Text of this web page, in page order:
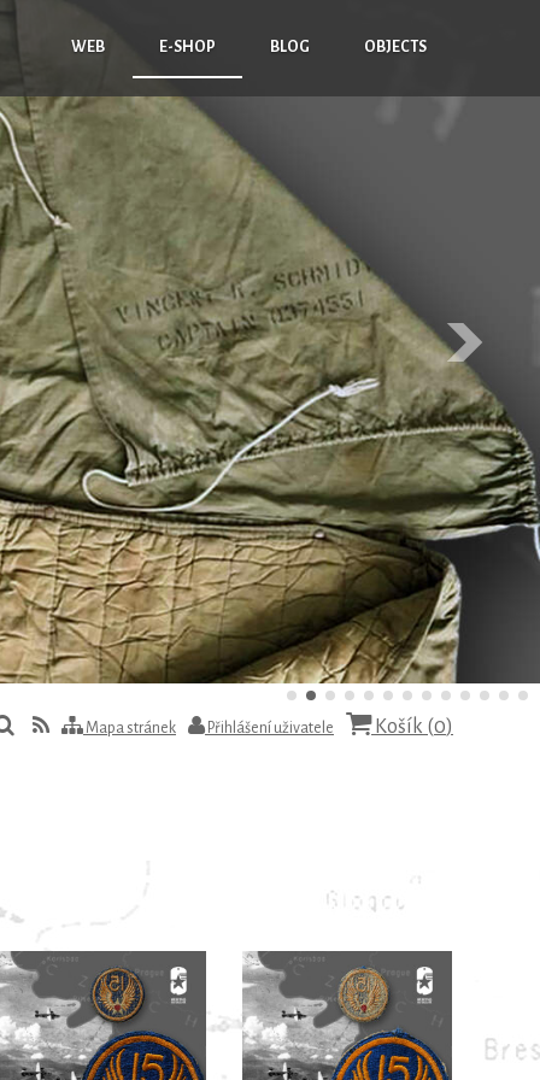
WEB E-SHOP BLOG OBJECTS
Mapa stránek Přihlášení uživatele Košík (0)